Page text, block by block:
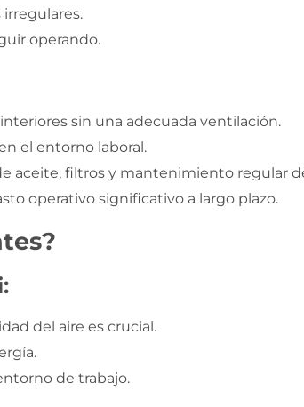
operando.
sin una adecuada ventilación.
el entorno laboral.
aceite, filtros y mantenimiento regular
operativo significativo a largo plazo.
del aire es crucial.
de trabajo.